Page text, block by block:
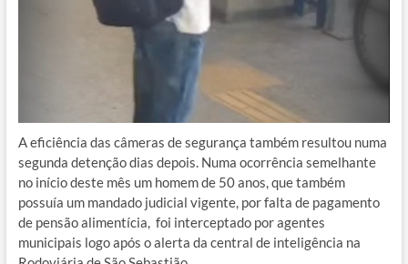
A eficiência das câmeras de segurança também resultou numa
segunda detenção dias depois. Numa ocorrência semelhante
no início deste mês um homem de 50 anos, que também
possuía um mandado judicial vigente, por falta de pagamento
de pensão alimentícia, foi interceptado por agentes
municipais logo após o alerta da central de inteligência na